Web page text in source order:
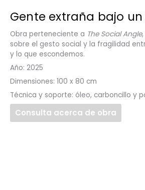
Gente extraña bajo
Obra perteneciente a The Social Angle
sobre el gesto social y la fragilidad
y lo que escondemos.
Año: 2025
Dimensiones: 100 x 80 cm
Técnica y soporte: óleo, carboncillo y
Consulta acerca de obra